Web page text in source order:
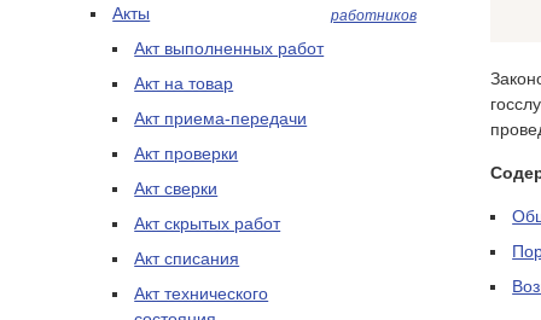
Акты
Акт выполненных работ
Акт на товар
Акт приема-передачи
Акт проверки
Акт сверки
Акт скрытых работ
Акт списания
Акт технического
работников